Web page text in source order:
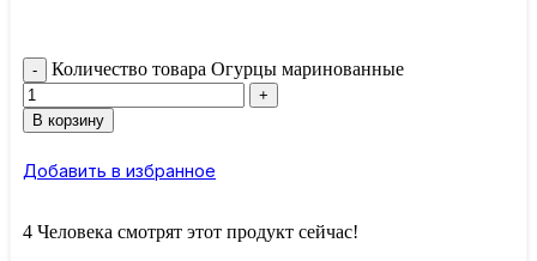
Количество товара Огурцы маринованные
В корзину
Добавить в избранное
4 Человека смотрят этот продукт сейчас!